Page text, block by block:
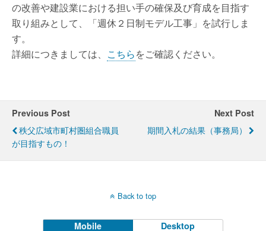
の改善や建設業における担い手の確保及び育成を目指す
取り組みとして、「週休２日制モデル工事」を試行しま
す。
詳細につきましては、 こちらをご確認ください。
Previous Post
秩父広域市町村圏組合職員
が目指すもの！
Next Post
期間入札の結果（事務局）
Back to top
Mobile Desktop